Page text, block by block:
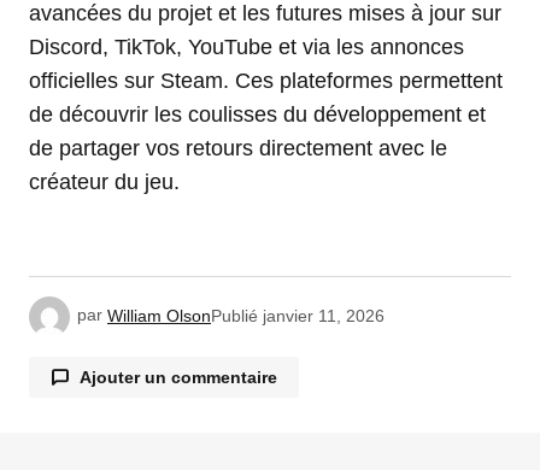
avancées du projet et les futures mises à jour sur
Discord, TikTok, YouTube et via les annonces
officielles sur Steam. Ces plateformes permettent
de découvrir les coulisses du développement et
de partager vos retours directement avec le
créateur du jeu.
par William OlsonPublié janvier 11, 2026
Ajouter un commentaire